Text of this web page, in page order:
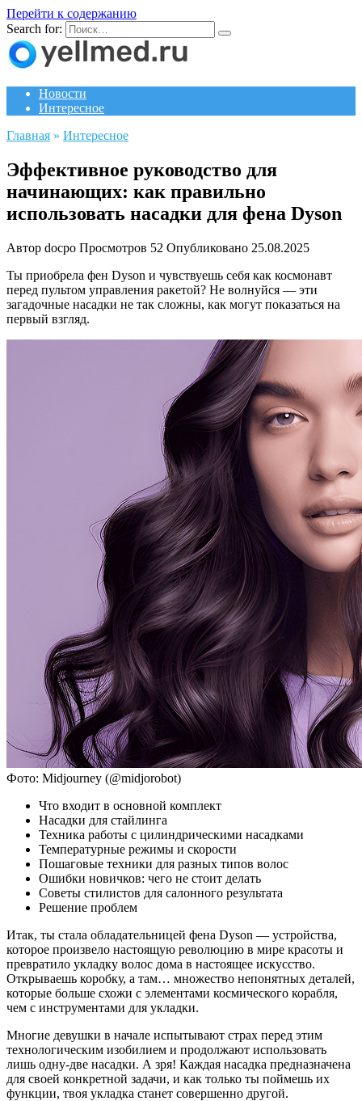
Перейти к содержанию
Search for:
Новости
Интересное
Главная » Интересное
Эффективное руководство для
начинающих: как правильно
использовать насадки для фена Dyson
Автор docpo Просмотров 52 Опубликовано 25.08.2025
Ты приобрела фен Dyson и чувствуешь себя как космонавт
перед пультом управления ракетой? Не волнуйся — эти
загадочные насадки не так сложны, как могут показаться на
первый взгляд.
Фото: Midjourney (@midjorobot)
Что входит в основной комплект
Насадки для стайлинга
Техника работы с цилиндрическими насадками
Температурные режимы и скорости
Пошаговые техники для разных типов волос
Ошибки новичков: чего не стоит делать
Советы стилистов для салонного результата
Решение проблем
Итак, ты стала обладательницей фена Dyson — устройства,
которое произвело настоящую революцию в мире красоты и
превратило укладку волос дома в настоящее искусство.
Открываешь коробку, а там… множество непонятных деталей,
которые больше схожи с элементами космического корабля,
чем с инструментами для укладки.
Многие девушки в начале испытывают страх перед этим
технологическим изобилием и продолжают использовать
лишь одну-две насадки. А зря! Каждая насадка предназначена
для своей конкретной задачи, и как только ты поймешь их
функции, твоя укладка станет совершенно другой.